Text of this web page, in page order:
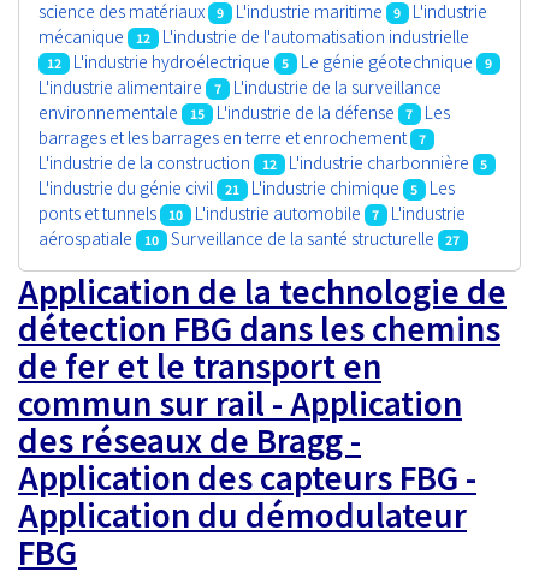
science des matériaux
9 L'industrie maritime 9
L'industrie
mécanique
12 L'industrie de l'automatisation industrielle
12 L'industrie hydroélectrique 5 Le génie géotechnique 9
L'industrie alimentaire 7
L'industrie de la surveillance
environnementale
15 L'industrie de la défense 7
Les
barrages et les barrages en terre et enrochement
7
L'industrie de la construction 12 L'industrie charbonnière 5
L'industrie du génie civil 21 L'industrie chimique 5
Les
ponts et tunnels
10 L'industrie automobile 7
L'industrie
aérospatiale
10 Surveillance de la santé structurelle 27
Application de la technologie de
détection FBG dans les chemins
de fer et le transport en
commun sur rail - Application
des réseaux de Bragg -
Application des capteurs FBG -
Application du démodulateur
FBG